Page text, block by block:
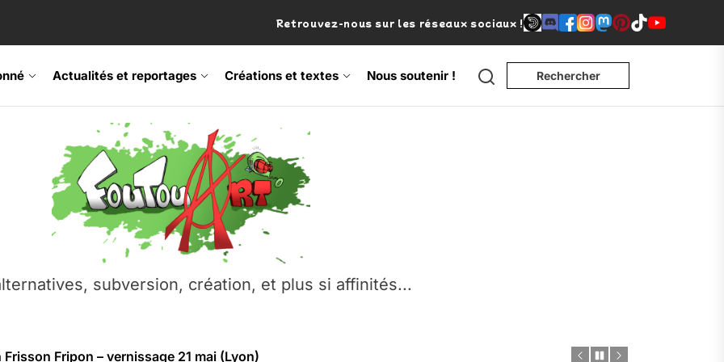
Retrouvez-nous sur les réseaux sociaux !
Actualités et reportages Créations et textes Nous soutenir ! Search Rechercher
subversion, création, et plus si affinités...
Frisson Fripon – vernissage 21 mai (Lyon)
Festival – Samedi 18 juillet (Vaulx-en-Velin)
– Ŝtono, un livre réalisé par Michaël Moretti & Pierre Lacôte
contre l’A412 à l’Établi (Haute-Savoie)
Fripon – vernissage 21 mai (Lyon)